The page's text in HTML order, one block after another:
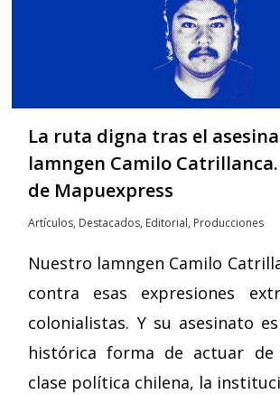
La ruta digna tras el
lamngen Camilo
de Mapuexpress
Artículos, Destacados, Editorial, Producciones
Nuestro lamngen Camilo
contra esas expresiones
colonialistas. Y su asesinato
histórica forma de actuar
clase política chilena, la